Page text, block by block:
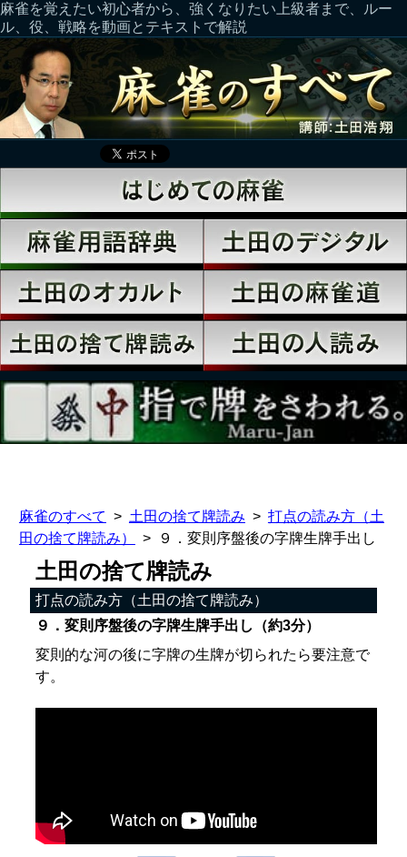
麻雀を覚えたい初心者から、強くなりたい上級者まで、ルー
ル、役、戦略を動画とテキストで解説
麻雀のすべて 土田の捨て牌読み
打点の読み方（土
田の捨て牌読み）
９．変則序盤後の字牌生牌手出し
土田の捨て牌読み
打点の読み方（土田の捨て牌読み）
９．変則序盤後の字牌生牌手出し（約3分）
変則的な河の後に字牌の生牌が切られたら要注意で
す。